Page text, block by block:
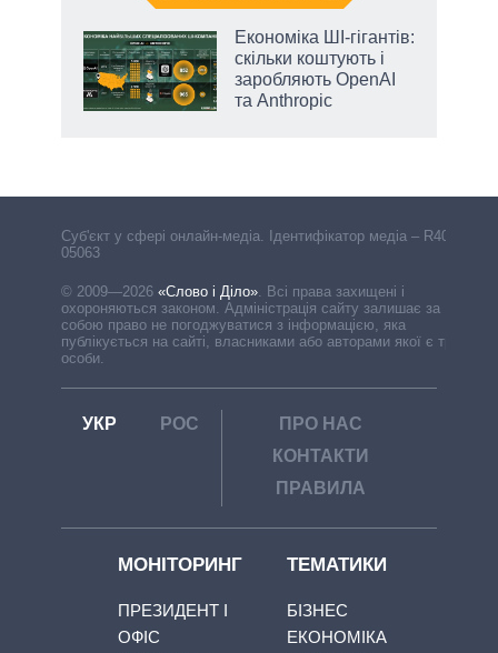
Економіка ШІ-гігантів:
скільки коштують і
заробляють OpenAI
та Anthropic
Cуб'єкт у сфері онлайн-медіа. Ідентифікатор медіа – R40-
05063
© 2009—2026 «Слово і Діло» Всі права захищені і
охороняються законом. Адміністрація сайту залишає за
собою право не погоджуватися з інформацією, яка
публікується на сайті, власниками або авторами якої є треті
особи.
УКР РОС
ПРО НАС
КОНТАКТИ
ПРАВИЛА
МОНІТОРИНГ
ПРЕЗИДЕНТ І
ОФІС
ТЕМАТИКИ
БІЗНЕС
ЕКОНОМІКА